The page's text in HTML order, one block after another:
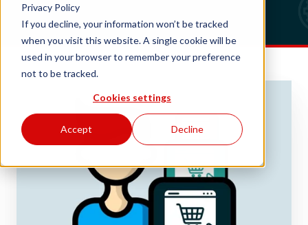
Privacy Policy
If you decline, your information won’t be tracked
when you visit this website. A single cookie will be
used in your browser to remember your preference
not to be tracked.
Cookies settings
Accept Decline